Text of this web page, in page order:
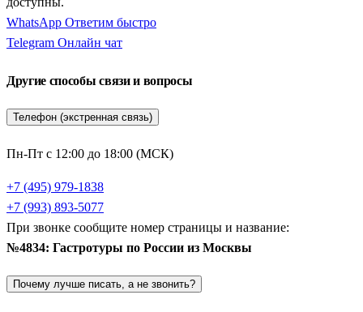
интерактив и индивидуальный подход к кулинарным
традициям каждого региона. Вместо скучных лекций
путешественников ждут домашние обеды в старинных избах,
традиционных пельменей и дегустация редких сортов меда и
наливок. Вся логистика и экскурсии продуманы заранее,
поэтому вам остается только наслаждаться вкусами,
ароматами и гостеприимством русской провинции.
Вкусы древней Руси и ремесленные сыры:
Суздаль, Иваново и Гаврилов Посад
Абсолютным лидером по количеству кулинарных программ
только белокаменными храмами, но и своими старинными
WhatsApp Ответим быстро
Telegram Онлайн чат
Другие способы связи и вопросы
Телефон (экстренная связь)
Пн-Пт с 12:00 до 18:00 (МСК)
+7 (495) 979-1838
+7 (993) 893-5077
При звонке сообщите номер страницы и название:
№4834: Гастротуры по России из Москвы
Почему лучше писать, а не звонить?